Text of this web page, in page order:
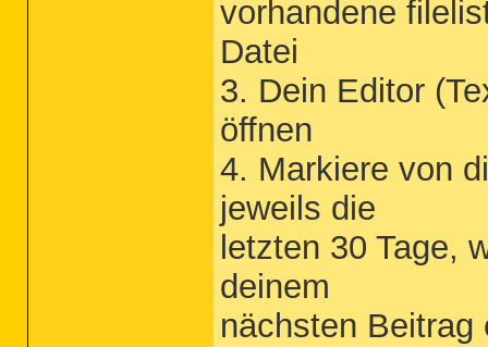
vorhandene
Datei
3. Dein Editor
öffnen
4. Markiere von
jeweils die
letzten 30 Tage,
deinem
nächsten Beitrag